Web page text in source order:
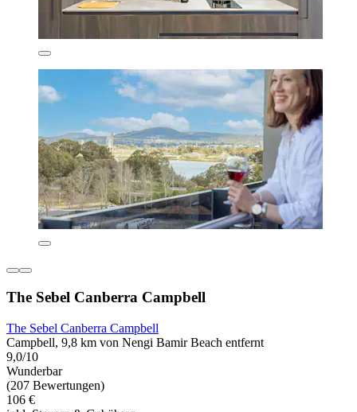
The Sebel Canberra Campbell
The Sebel Canberra Campbell
Campbell, 9,8 km von Nengi Bamir Beach entfernt
9,0/10
Wunderbar
(207 Bewertungen)
106 €